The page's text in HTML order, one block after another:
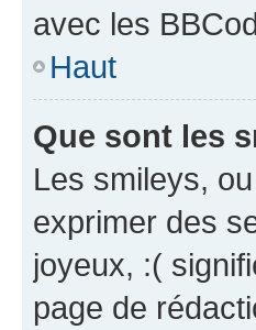
avec les
Haut
Que sont les
Les smileys,
exprimer des
joyeux, :(
page de